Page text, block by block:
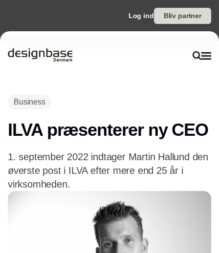
Log ind Bliv partner
Business
ILVA præsenterer ny CEO
1. september 2022 indtager Martin Hallund den
øverste post i ILVA efter mere end 25 år i
virksomheden.